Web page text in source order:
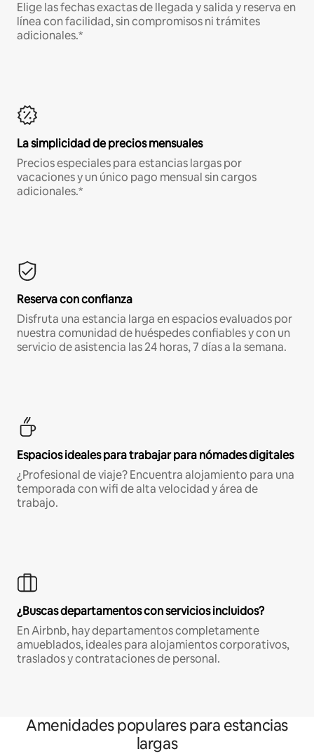
Elige las fechas exactas de llegada y salida y reserva en
línea con facilidad, sin compromisos ni trámites
adicionales.*
La simplicidad de precios mensuales
Precios especiales para estancias largas por
vacaciones y un único pago mensual sin cargos
adicionales.*
Reserva con confianza
Disfruta una estancia larga en espacios evaluados por
nuestra comunidad de huéspedes confiables y con un
servicio de asistencia las 24 horas, 7 días a la semana.
Espacios ideales para trabajar para nómades digitales
¿Profesional de viaje? Encuentra alojamiento para una
temporada con wifi de alta velocidad y área de
trabajo.
¿Buscas departamentos con servicios incluidos?
En Airbnb, hay departamentos completamente
amueblados, ideales para alojamientos corporativos,
traslados y contrataciones de personal.
Amenidades populares para estancias
largas